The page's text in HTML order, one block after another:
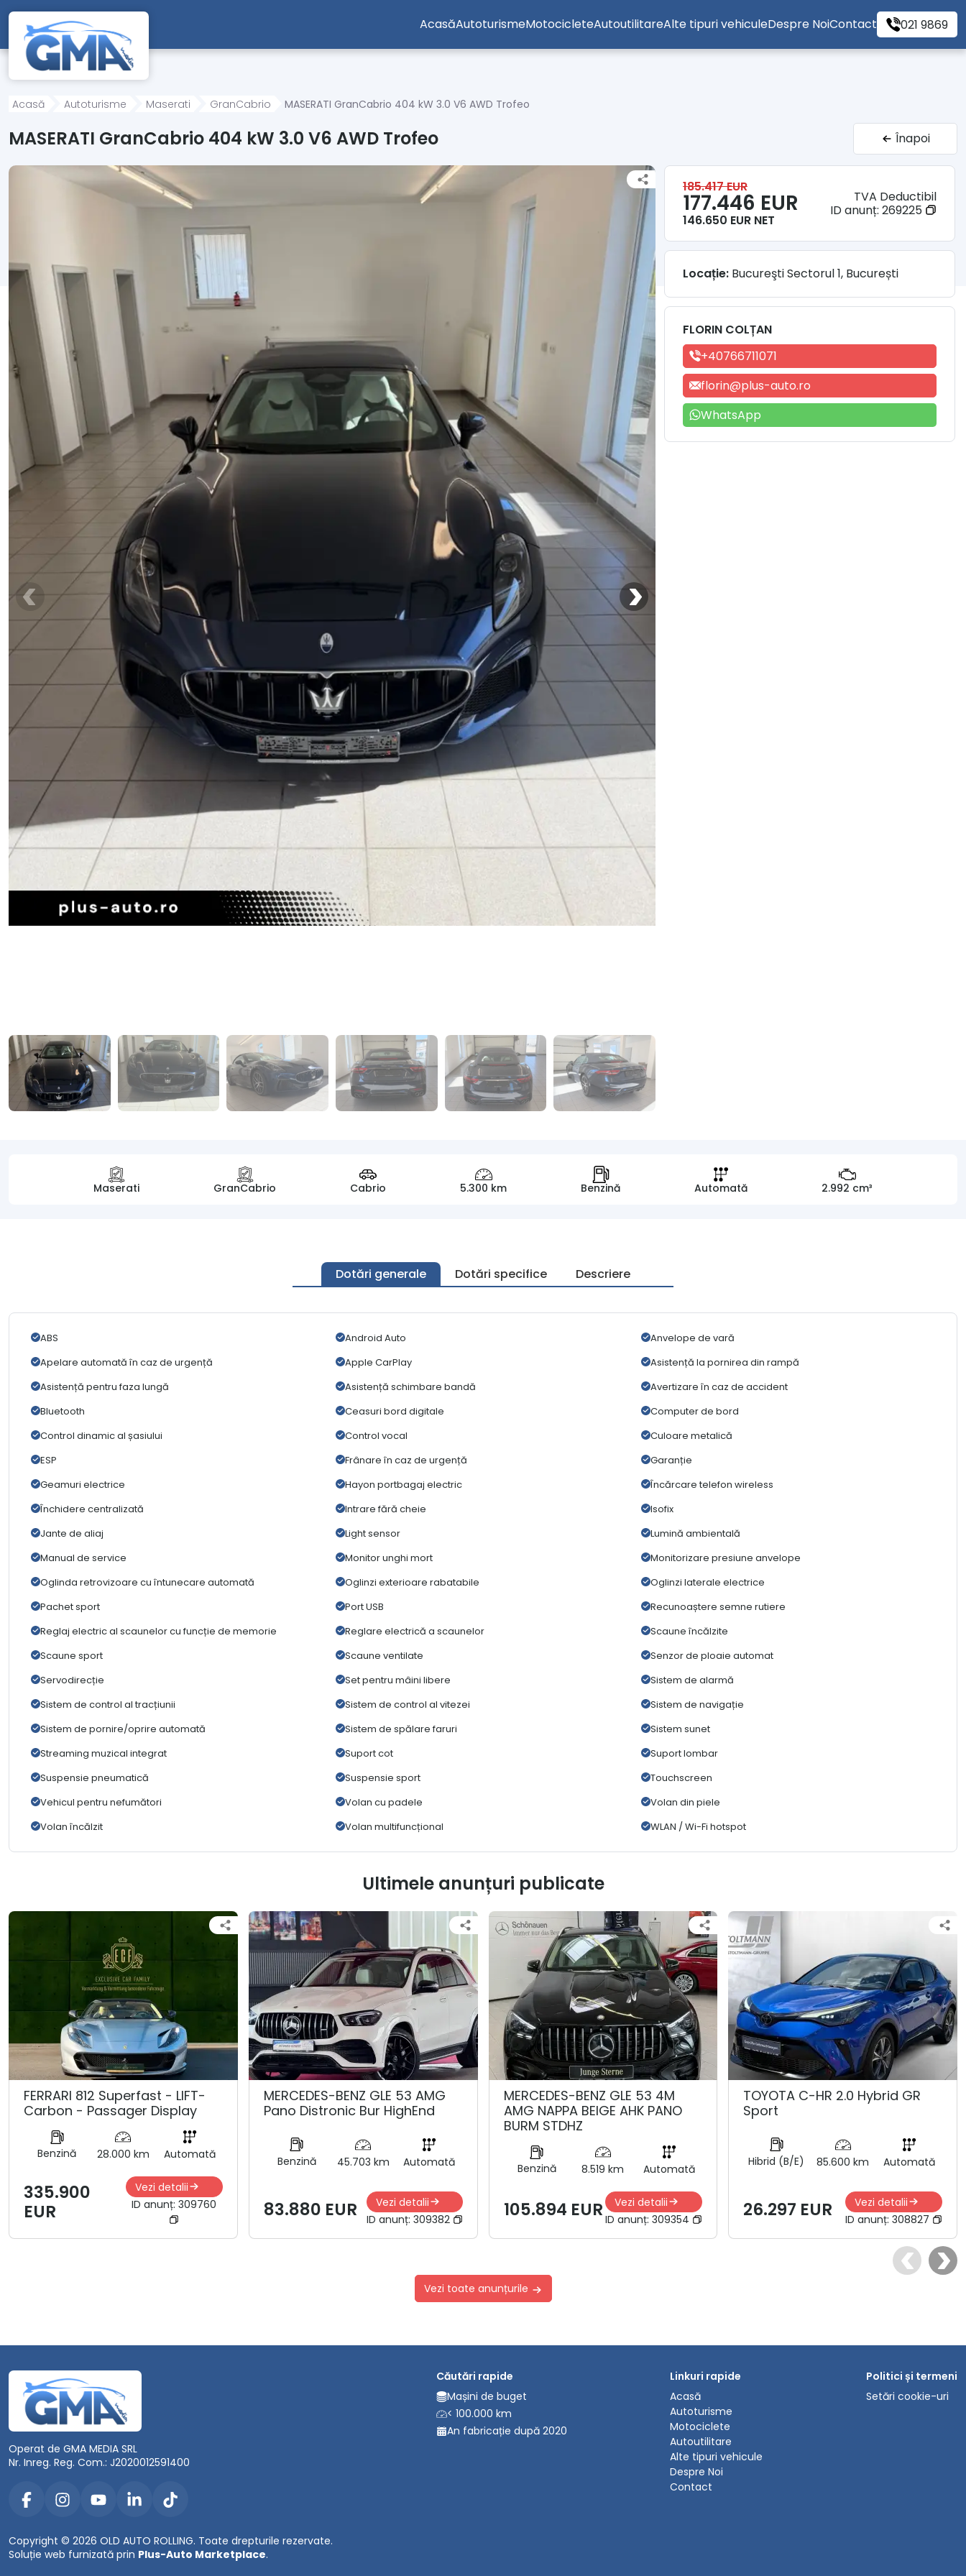
Mergi direct la conținutul principal
AcasăAutoturismeMotocicleteAutoutilitareAlte tipuri vehiculeDespre NoiContact 021 9869
Acasă Autoturisme Maserati GranCabrio MASERATI GranCabrio 404 kW 3.0 V6 AWD Trofeo
MASERATI GranCabrio 404 kW 3.0 V6 AWD Trofeo Înapoi
Maserati GranCabrio Cabrio 5.300 km Benzină Automată 2.992 cm³
Dotări generale Dotări specifice Descriere
ABS Android Auto
Anvelope de vară
Apelare automată în caz de urgență
Apple CarPlay
Asistență la pornirea din rampă
Asistență pentru faza lungă
Asistență schimbare bandă
Avertizare în caz de accident
Bluetooth
Ceasuri bord digitale
Computer de bord
Control dinamic al șasiului
Control vocal
Culoare metalică
ESP
Frânare în caz de urgență
Garanție
Geamuri electrice
Hayon portbagaj electric
Încărcare telefon wireless
Închidere centralizată
Intrare fără cheie
Isofix
Jante de aliaj
Light sensor
Lumină ambientală
Manual de service
Monitor unghi mort
Monitorizare presiune anvelope
Oglinda retrovizoare cu întunecare automată
Oglinzi exterioare rabatabile
Oglinzi laterale electrice
Pachet sport
Port USB
Recunoaștere semne rutiere
Reglaj electric al scaunelor cu funcție de memorie
Reglare electrică a scaunelor
Scaune încălzite
Scaune sport
Scaune ventilate
Senzor de ploaie automat
Servodirecție
Set pentru mâini libere
Sistem de alarmă
Sistem de control al tracțiunii
Sistem de control al vitezei
Sistem de navigație
Sistem de pornire/oprire automată
Sistem de spălare faruri
Sistem sunet
Streaming muzical integrat
Suport cot
Suport lombar
Suspensie pneumatică
Suspensie sport
Touchscreen
Vehicul pentru nefumători
Volan cu padele
Volan din piele
Volan încălzit
Volan multifuncțional WLAN / Wi-Fi hotspot
185.417 EUR
177.446 EUR
146.650 EUR NET
TVA Deductibil
ID anunț: 269225
Locație: Bucureşti Sectorul 1, București
FLORIN COLȚAN
+40766711071
florin@plus-auto.ro
WhatsApp
Ultimele anunțuri publicate
FERRARI 812 Superfast - LIFT-
Carbon - Passager Display
Benzină 28.000 km Automată
335.900
EUR
Vezi detalii
ID anunț:309760
MERCEDES-BENZ GLE 53 AMG
Pano Distronic Bur HighEnd
Benzină 45.703 km Automată
83.880 EUR
Vezi detalii
ID anunț: 309382
MERCEDES-BENZ GLE 53 4M
AMG NAPPA BEIGE AHK PANO
BURM STDHZ
Benzină 8.519 km Automată
105.894 EUR
Vezi detalii
ID anunț:309354
TOYOTA C-HR 2.0 Hybrid GR
Sport
Hibrid (B/E) 85.600 km Automată
26.297 EUR
Vezi detalii
ID anunț: 308827
Vezi toate anunțurile
Operat de GMA MEDIA SRL
Nr. Inreg. Reg. Com.: J2020012591400
Copyright © 2026 OLD AUTO ROLLING. Toate drepturile rezervate.
Soluție web furnizată prin Plus-Auto Marketplace.
Căutări rapide
Mașini de buget
< 100.000 km
An fabricație după 2020
Linkuri rapide
Acasă
Autoturisme
Motociclete
Autoutilitare
Alte tipuri vehicule
Despre Noi
Contact
Politici și termeni
Setări cookie-uri